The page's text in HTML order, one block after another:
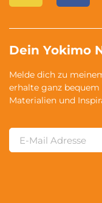
Dein Yokimo
Melde dich zu
erhalte ganz
Materialien und